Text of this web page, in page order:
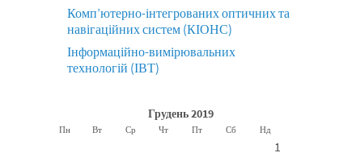
Комп’ютерно-інтегрованих оптичних та
навігаційних систем (КІОНС)
Інформаційно-вимірювальних
технологій (ІВТ)
Грудень 2019
Пн Вт Ср Чт Пт Сб Нд
1